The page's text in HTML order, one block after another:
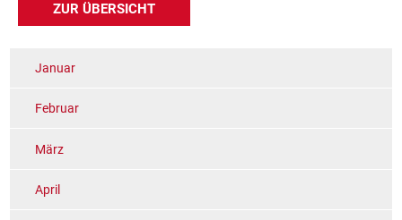
ZUR ÜBERSICHT
Januar
Februar
März
April